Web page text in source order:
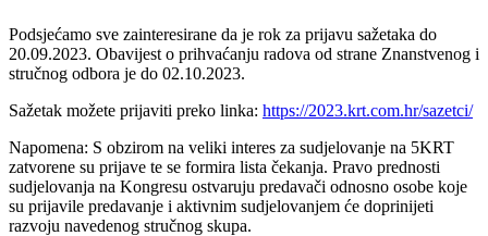
Podsjećamo sve zainteresirane da je rok za prijavu sažetaka do
20.09.2023. Obavijest o prihvaćanju radova od strane Znanstvenog i
stručnog odbora je do 02.10.2023.
Sažetak možete prijaviti preko linka: https://2023.krt.com.hr/sazetci/
Napomena: S obzirom na veliki interes za sudjelovanje na 5KRT
zatvorene su prijave te se formira lista čekanja. Pravo prednosti
sudjelovanja na Kongresu ostvaruju predavači odnosno osobe koje
su prijavile predavanje i aktivnim sudjelovanjem će doprinijeti
razvoju navedenog stručnog skupa.